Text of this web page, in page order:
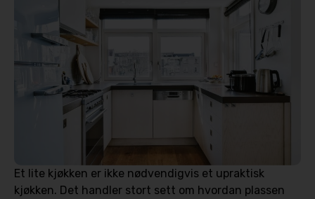
Et lite kjøkken er ikke nødvendigvis et upraktisk
kjøkken. Det handler stort sett om hvordan plassen